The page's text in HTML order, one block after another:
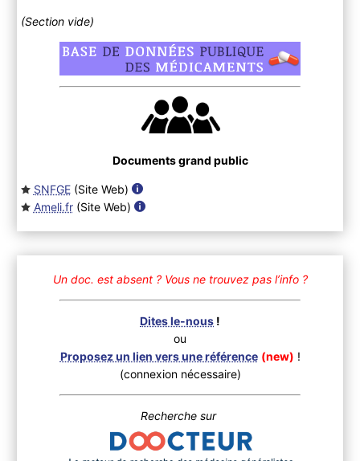
(Section vide)
Documents grand public
SNFGE(Site Web)
Ameli.fr(Site Web)
Un doc. est absent ? Vous ne trouvez pas l’info ?
Dites le-nous !
ou
Proposez un lien vers une référence (new) !
(connexion nécessaire)
Recherche sur